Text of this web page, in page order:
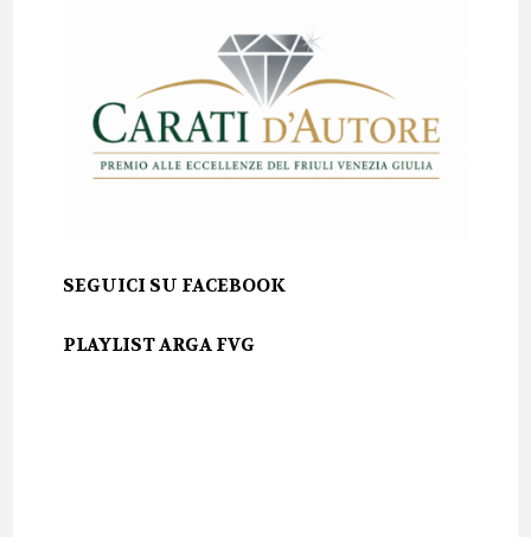
SEGUICI SU FACEBOOK
PLAYLIST ARGA FVG